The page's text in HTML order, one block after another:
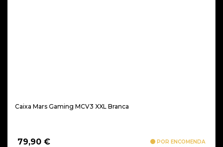
Caixa Mars Gaming MCV3 XXL Branca
79,90 € POR ENCOMENDA